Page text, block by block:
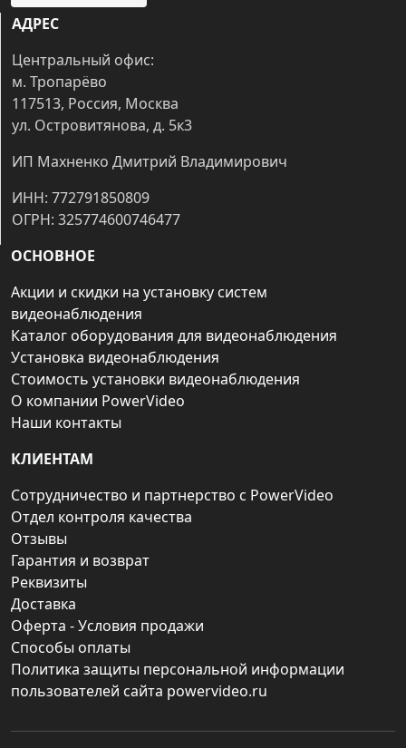
АДРЕС
Центральный офис:
м. Тропарёво
117513, Россия, Москва
ул. Островитянова, д. 5к3
ИП Махненко Дмитрий Владимирович
ИНН: 772791850809
ОГРН: 325774600746477
ОСНОВНОЕ
Акции и скидки на установку систем
видеонаблюдения
Каталог оборудования для видеонаблюдения
Установка видеонаблюдения
Стоимость установки видеонаблюдения
О компании PowerVideo
Наши контакты
КЛИЕНТАМ
Сотрудничество и партнерство с PowerVideo
Отдел контроля качества
Отзывы
Гарантия и возврат
Реквизиты
Доставка
Оферта - Условия продажи
Способы оплаты
Политика защиты персональной информации
пользователей сайта powervideo.ru